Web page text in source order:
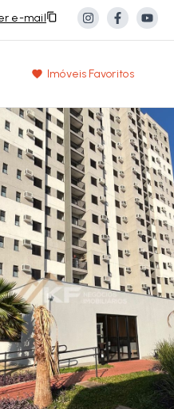
e-mail
Imóveis Favoritos